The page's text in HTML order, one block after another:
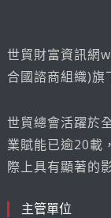
世貿財富資訊網
合國諮商組織)旗
世貿總會活躍於
業賦能已逾20載
際上具有顯著的
主管單位